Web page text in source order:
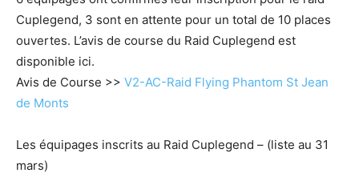
Cuplegend, 3 sont en attente pour un total de 10 places
ouvertes. L’avis de course du Raid Cuplegend est
disponible ici.
Avis de Course >> V2-AC-Raid Flying Phantom St Jean
de Monts
Les équipages inscrits au Raid Cuplegend – (liste au 31
mars)